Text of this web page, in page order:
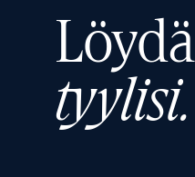
Löydä
tyylisi.